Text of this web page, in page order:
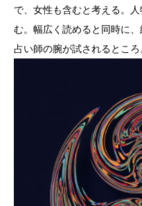
で、女性も含むと考える。
む。幅広く読めると同時に
占い師の腕が試されるところ